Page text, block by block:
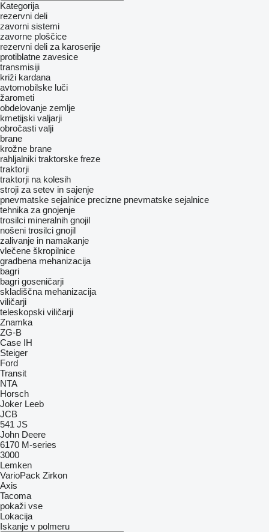
Kategorija
rezervni deli
zavorni sistemi
zavorne ploščice
rezervni deli za karoserije
protiblatne zavesice
transmisiji
križi kardana
avtomobilske luči
žarometi
obdelovanje zemlje
kmetijski valjarji
obročasti valji
brane
krožne brane
rahljalniki traktorske freze
traktorji
traktorji na kolesih
stroji za setev in sajenje
pnevmatske sejalnice precizne pnevmatske sejalnice
tehnika za gnojenje
trosilci mineralnih gnojil
nošeni trosilci gnojil
zalivanje in namakanje
vlečene škropilnice
gradbena mehanizacija
bagri
bagri goseničarji
skladiščna mehanizacija
viličarji
teleskopski viličarji
Znamka
ZG-B
Case IH
Steiger
Ford
Transit
NTA
Horsch
Joker Leeb
JCB
541 JS
John Deere
6170 M-series
3000
Lemken
VarioPack Zirkon
Axis
Tacoma
pokaži vse
Lokacija
Iskanje v polmeru